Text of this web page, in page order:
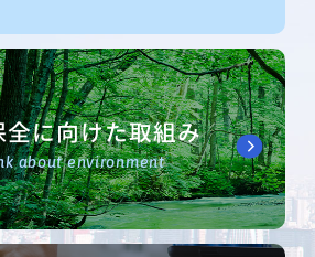
全に向けた取組み
about environment